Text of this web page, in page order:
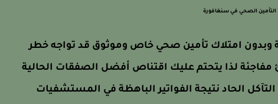
التأمين الصحي في سنغافورة
وبدون امتلاك تأمين صحي خاص وموثوق قد تواجه خطر
لذا يتحتم عليك اقتناص أفضل الصفقات الحالية
الحاد نتيجة الفواتير الباهظة في المستشفيات